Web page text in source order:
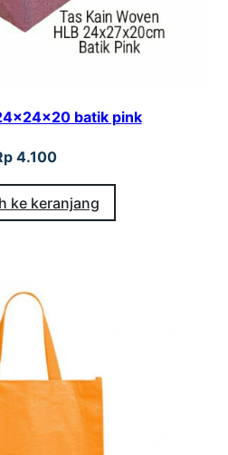
batik pink
4.100
ke keranjang